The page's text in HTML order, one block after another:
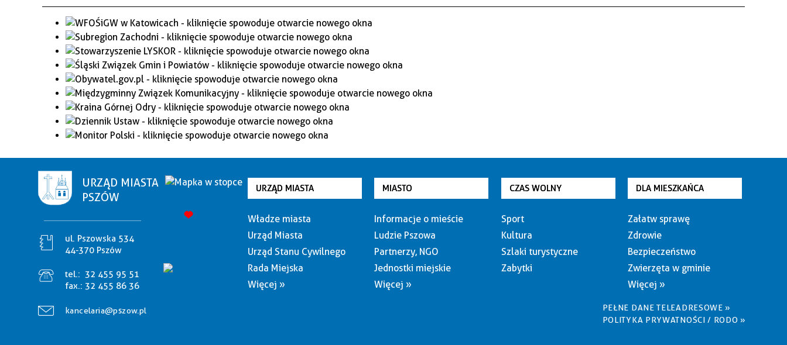
URZĄD MIASTA
PSZÓW
ul. Pszowska 534
44-370 Pszów
tel.: 32 455 95 51
fax.: 32 455 86 36
kancelaria@pszow.pl
URZĄD MIASTA
Władze miasta
Urząd Miasta
Urząd Stanu Cywilnego
Rada Miejska
Więcej »
MIASTO
Informacje o mieście
Ludzie Pszowa
Partnerzy, NGO
Jednostki miejskie
Więcej »
CZAS WOLNY
Sport
Kultura
Szlaki turystyczne
Zabytki
DLA MIESZKAŃCA
Załatw sprawę
Zdrowie
Bezpieczeństwo
Zwierzęta w gminie
Więcej »
PEŁNE DANE TELEADRESOWE »
POLITYKA PRYWATNOŚCI / RODO »